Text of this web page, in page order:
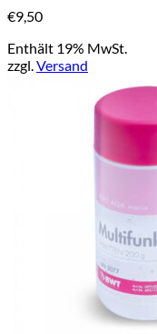
€9,50
Enthält 19% MwSt.
zzgl.Versand